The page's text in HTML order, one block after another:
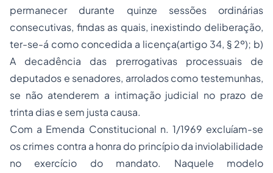
permanecer durante quinze sessões ordinárias
consecutivas, findas as quais, inexistindo deliberação,
ter-se-á como concedida a licença(artigo 34, § 2º); b)
A decadência das prerrogativas processuais de
deputados e senadores, arrolados como testemunhas,
se não atenderem a intimação judicial no prazo de
trinta dias e sem justa causa.
Com a Emenda Constitucional n. 1/1969 excluíam-se
os crimes contra a honra do princípio da inviolabilidade
no exercício do mandato. Naquele modelo